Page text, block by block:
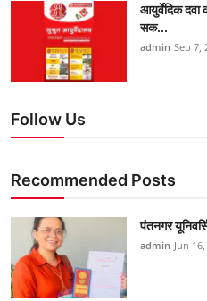
आयुर्वेदिक दवा
सक...
admin Sep 7,
Follow Us
Recommended Posts
पंतनगर
admin Jun